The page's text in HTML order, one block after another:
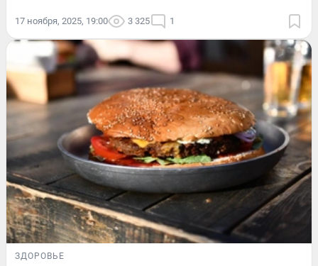
17 ноября, 2025, 19:00 3 325 1
ЗДОРОВЬЕ